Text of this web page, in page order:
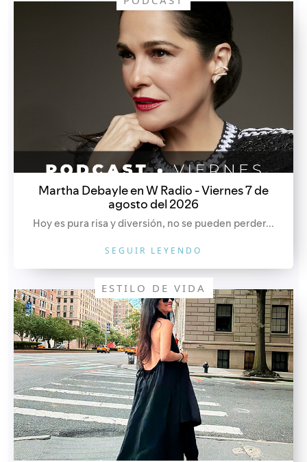
Martha Debayle en W Radio - Viernes 7 de
agosto del 2026
Hoy es pura risa y diversión, no se pueden perder...
SEGUIR LEYENDO
ESTILO DE VIDA